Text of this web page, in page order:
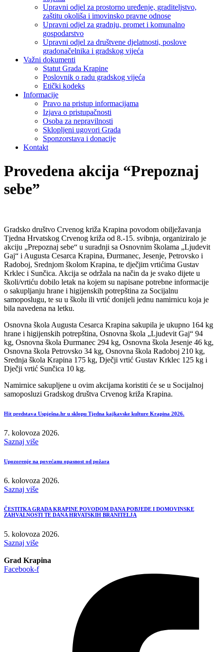
Upravni odjel za prostorno uređenje, graditeljstvo,
zaštitu okoliša i imovinsko pravne odnose
Upravni odjel za gradnju, promet i komunalno
gospodarstvo
Upravni odjel za društvene djelatnosti, poslove
gradonačelnika i gradskog vijeća
Važni dokumenti
Statut Grada Krapine
Poslovnik o radu gradskog vijeća
Etički kodeks
Informacije
Pravo na pristup informacijama
Izjava o pristupačnosti
Osoba za nepravilnosti
Sklopljeni ugovori Grada
Sponzorstava i donacije
Kontakt
Provedena akcija “Prepoznaj
sebe”
Gradsko društvo Crvenog križa Krapina povodom obilježavanja
Tjedna Hrvatskog Crvenog križa od 8.-15. svibnja, organiziralo je
akciju „Prepoznaj sebe“ u suradnji sa Osnovnim školama „Ljudevit
Gaj“ i Augusta Cesarca Krapina, Đurmanec, Jesenje, Petrovsko i
Radoboj, Srednjom školom Krapina, te dječjim vrtićima Gustav
Krklec i Sunčica. Akcija se održala na način da je svako dijete u
školi/vrtiću dobilo letak na kojem su napisane potrebne informacije
o sakupljanju hrane i higijenskih potrepština za Socijalnu
samoposlugu, te su u školu ili vrtić donijeli jednu namirnicu koja je
bila navedena na letku.
Osnovna škola Augusta Cesarca Krapina sakupila je ukupno 164 kg
hrane i higijenskih potrepština, Osnovna škola „Ljudevit Gaj“ 94
kg, Osnovna škola Đurmanec 294 kg, Osnovna škola Jesenje 46 kg,
Osnovna škola Petrovsko 34 kg, Osnovna škola Radoboj 210 kg,
Srednja škola Krapina 175 kg, Dječji vrtić Gustav Krklec 125 kg i
Dječji vrtić Sunčica 10 kg.
Namirnice sakupljene u ovim akcijama koristiti će se u Socijalnoj
samoposluzi Gradskog društva Crvenog križa Krapina.
Hit predstava Uspješna.hr u sklopu Tjedna kajkavske kulture Krapina 2026.
7. kolovoza 2026.
Saznaj više
Upozorenje na povećanu opasnost od požara
6. kolovoza 2026.
Saznaj više
ČESTITKA GRADA KRAPINE POVODOM DANA POBJEDE I DOMOVINSKE
ZAHVALNOSTI TE DANA HRVATSKIH BRANITELJA
5. kolovoza 2026.
Saznaj više
Grad Krapina
Facebook-f